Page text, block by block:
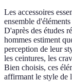
Les accessoires
ensemble
D'après des études
hommes estiment
perception de leur
les ceintures, les
Bien choisis, ces
affirmant le style de